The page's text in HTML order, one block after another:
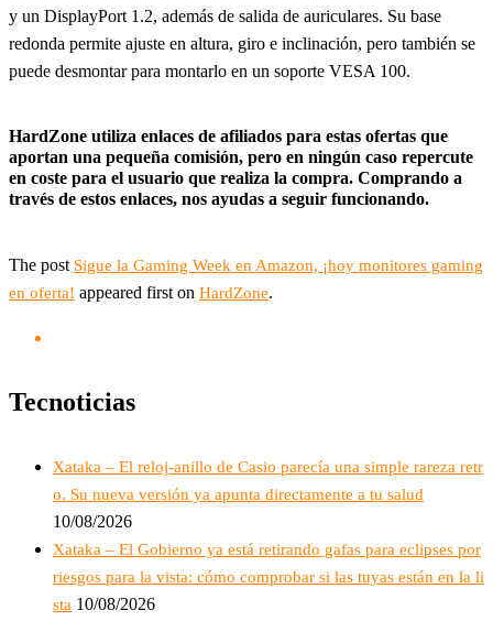
y un DisplayPort 1.2, además de salida de auriculares. Su base
redonda permite ajuste en altura, giro e inclinación, pero también se
puede desmontar para montarlo en un soporte VESA 100.
HardZone utiliza enlaces de afiliados para estas ofertas que
aportan una pequeña comisión, pero en ningún caso repercute
en coste para el usuario que realiza la compra. Comprando a
través de estos enlaces, nos ayudas a seguir funcionando.
The post Sigue la Gaming Week en Amazon, ¡hoy monitores gaming
en oferta! appeared first on HardZone.
Tecnoticias
Xataka – El reloj-anillo de Casio parecía una simple rareza retr
o. Su nueva versión ya apunta directamente a tu salud
10/08/2026
Xataka – El Gobierno ya está retirando gafas para eclipses por
riesgos para la vista: cómo comprobar si las tuyas están en la li
sta 10/08/2026